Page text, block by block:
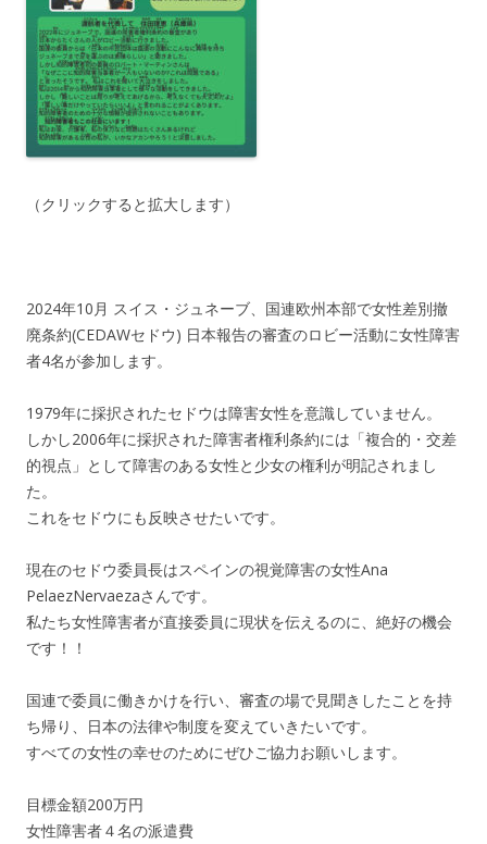
（クリックすると拡大します）
2024年10月 スイス・ジュネーブ、国連欧州本部で女性差別撤
廃条約(CEDAWセドウ) 日本報告の審査のロビー活動に女性障害
者4名が参加します。
1979年に採択されたセドウは障害女性を意識していません。
しかし2006年に採択された障害者権利条約には「複合的・交差
的視点」として障害のある女性と少女の権利が明記されまし
た。
これをセドウにも反映させたいです。
現在のセドウ委員長はスペインの視覚障害の女性Ana
PelaezNervaezaさんです。
私たち女性障害者が直接委員に現状を伝えるのに、絶好の機会
です！！
国連で委員に働きかけを行い、審査の場で見聞きしたことを持
ち帰り、日本の法律や制度を変えていきたいです。
すべての女性の幸せのためにぜひご協力お願いします。
目標金額200万円
女性障害者４名の派遣費